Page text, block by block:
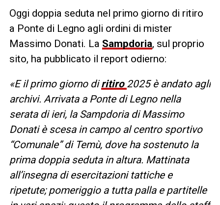
Oggi doppia seduta nel primo giorno di ritiro
a Ponte di Legno agli ordini di mister
Massimo Donati. La Sampdoria, sul proprio
sito, ha pubblicato il report odierno:
«E il primo giorno diritiro 2025 è andato agli
archivi. Arrivata a Ponte di Legno nella
serata di ieri, la Sampdoria di Massimo
Donati è scesa in campo al centro sportivo
“Comunale” di Temù, dove ha sostenuto la
prima doppia seduta in altura. Mattinata
all’insegna di esercitazioni tattiche e
ripetute; pomeriggio a tutta palla e partitelle